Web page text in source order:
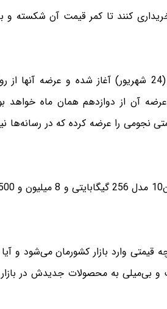
کنند تا کمر قیمت آن شکسته و
نیز از پنجم آبان و عرضه آن از دوازدهم همان ماه
نجومی را عرضه کرده که در رسانه‌ها
قیمتی وارد بازار کشورمان می‌شود و
و بی‌میلی به محصولات جدیدش در بازار